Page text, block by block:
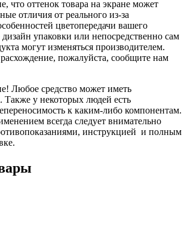
что оттенок товара на экране может
отличия от реального из-за
цветопередачи вашего
упаковки или непосредственно сам
могут изменяться производителем.
пожалуйста, сообщите нам
Любое средство может иметь
Также у некоторых людей есть
к каким-либо компонентам.
всегда следует внимательно
инструкцией и полным